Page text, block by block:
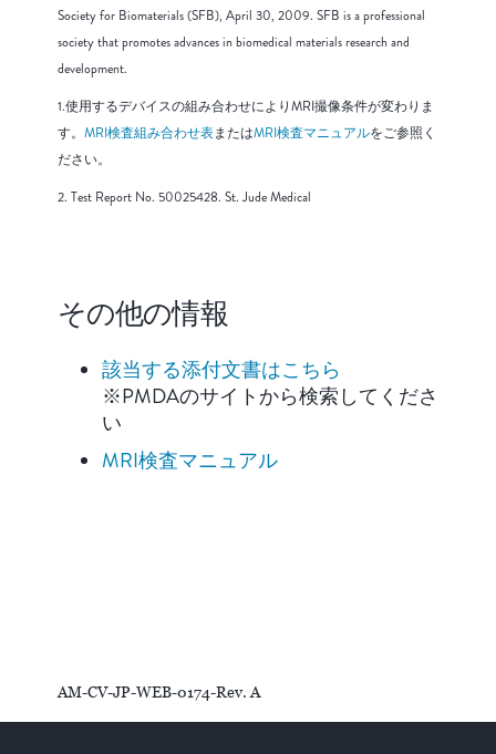
Society for Biomaterials (SFB), April 30, 2009. SFB is a professional
society that promotes advances in biomedical materials research and
development.
1.使用するデバイスの組み合わせによりMRI撮像条件が変わりま
す。 MRI検査組み合わせ表またはMRI検査マニュアルをご参照く
ださい。
2. Test Report No. 50025428. St. Jude Medical
その他の情報
該当する添付文書はこちら
※PMDAのサイトから検索してくださ
い
MRI検査マニュアル
AM-CV-JP-WEB-0174-Rev. A